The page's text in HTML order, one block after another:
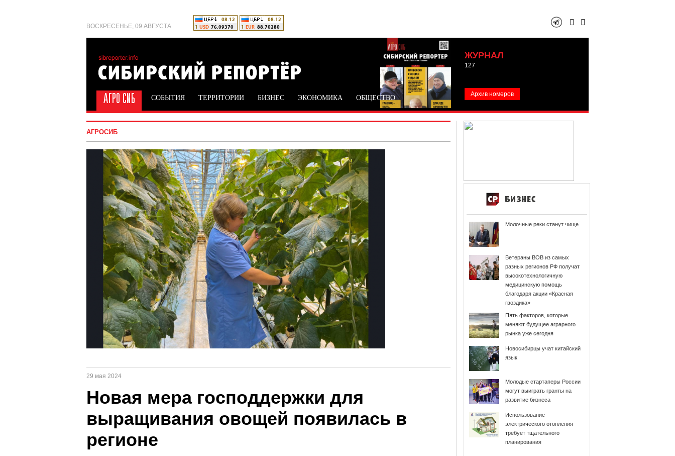
ВОСКРЕСЕНЬЕ, 09 АВГУСТА
ЖУРНАЛ
127
Архив номеров
СОБЫТИЯ ТЕРРИТОРИИ БИЗНЕС ЭКОНОМИКА ОБЩЕСТВО
АГРОСИБ
29 мая 2024
Новая мера господдержки для
выращивания овощей появилась в
регионе
Молочные реки станут чище
Ветераны ВОВ из самых
разных регионов РФ получат
высокотехнологичную
медицинскую помощь
благодаря акции «Красная
гвоздика»
Пять факторов, которые
меняют будущее аграрного
рынка уже сегодня
Новосибирцы учат китайский
язык
Молодые стартаперы России
могут выиграть гранты на
развитие бизнеса
Использование
электрического отопления
требует тщательного
планирования